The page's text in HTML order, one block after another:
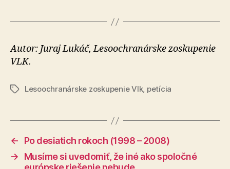
Autor: Juraj Lukáč, Lesoochranárske zoskupenie
VLK.
ZnačkyLesoochranárske zoskupenie Vlk, petícia
←
Po desiatich rokoch (1998 – 2008)
→
Musíme si uvedomiť, že iné ako spoločné